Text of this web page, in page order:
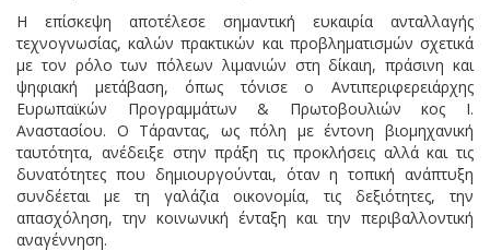
Η επίσκεψη αποτέλεσε σημαντική ευκαιρία ανταλλαγής
τεχνογνωσίας, καλών πρακτικών και προβληματισμών σχετικά
με τον ρόλο των πόλεων λιμανιών στη δίκαιη, πράσινη και
ψηφιακή μετάβαση, όπως τόνισε ο Αντιπεριφερειάρχης
Ευρωπαϊκών Προγραμμάτων & Πρωτοβουλιών κος Ι.
Αναστασίου. Ο Τάραντας, ως πόλη με έντονη βιομηχανική
ταυτότητα, ανέδειξε στην πράξη τις προκλήσεις αλλά και τις
δυνατότητες που δημιουργούνται, όταν η τοπική ανάπτυξη
συνδέεται με τη γαλάζια οικονομία, τις δεξιότητες, την
απασχόληση, την κοινωνική ένταξη και την περιβαλλοντική
αναγέννηση.